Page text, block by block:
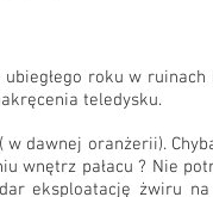
roku w ruinach
teledysku.
dawnej oranżerii).
wnętrz pałacu ? Nie
eksploatację żwiru